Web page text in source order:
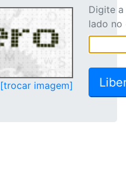
[trocar imagem]
Digite
lado no